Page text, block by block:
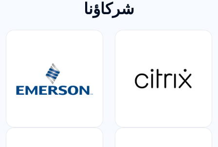
شركاؤنا